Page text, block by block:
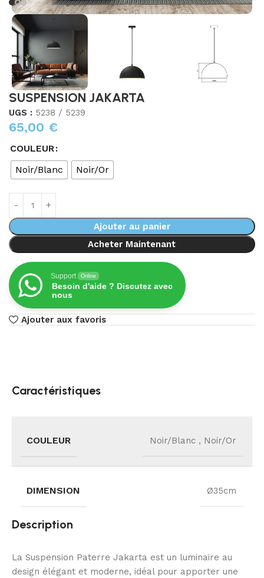
SUSPENSION JAKARTA
UGS : 5238 / 5239
65,00 €
COULEUR
Noir/Blanc
Noir/Or
Ajouter au panier
Acheter Maintenant
Support Online
Besoin d'aide ? Discutez avec
nous
Ajouter aux favoris
Caractéristiques
COULEUR Noir/Blanc , Noir/Or
DIMENSION Ø35cm
Description
La Suspension Paterre Jakarta est un luminaire au
design élégant et moderne, idéal pour apporter une